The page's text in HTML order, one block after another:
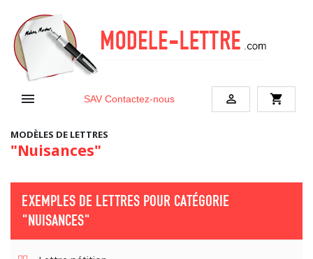
 SAV Contactez-nous  shopping_cart
MODÈLES DE LETTRES
"Nuisances"
EXEMPLES DE LETTRES POUR CATÉGORIE
"NUISANCES"